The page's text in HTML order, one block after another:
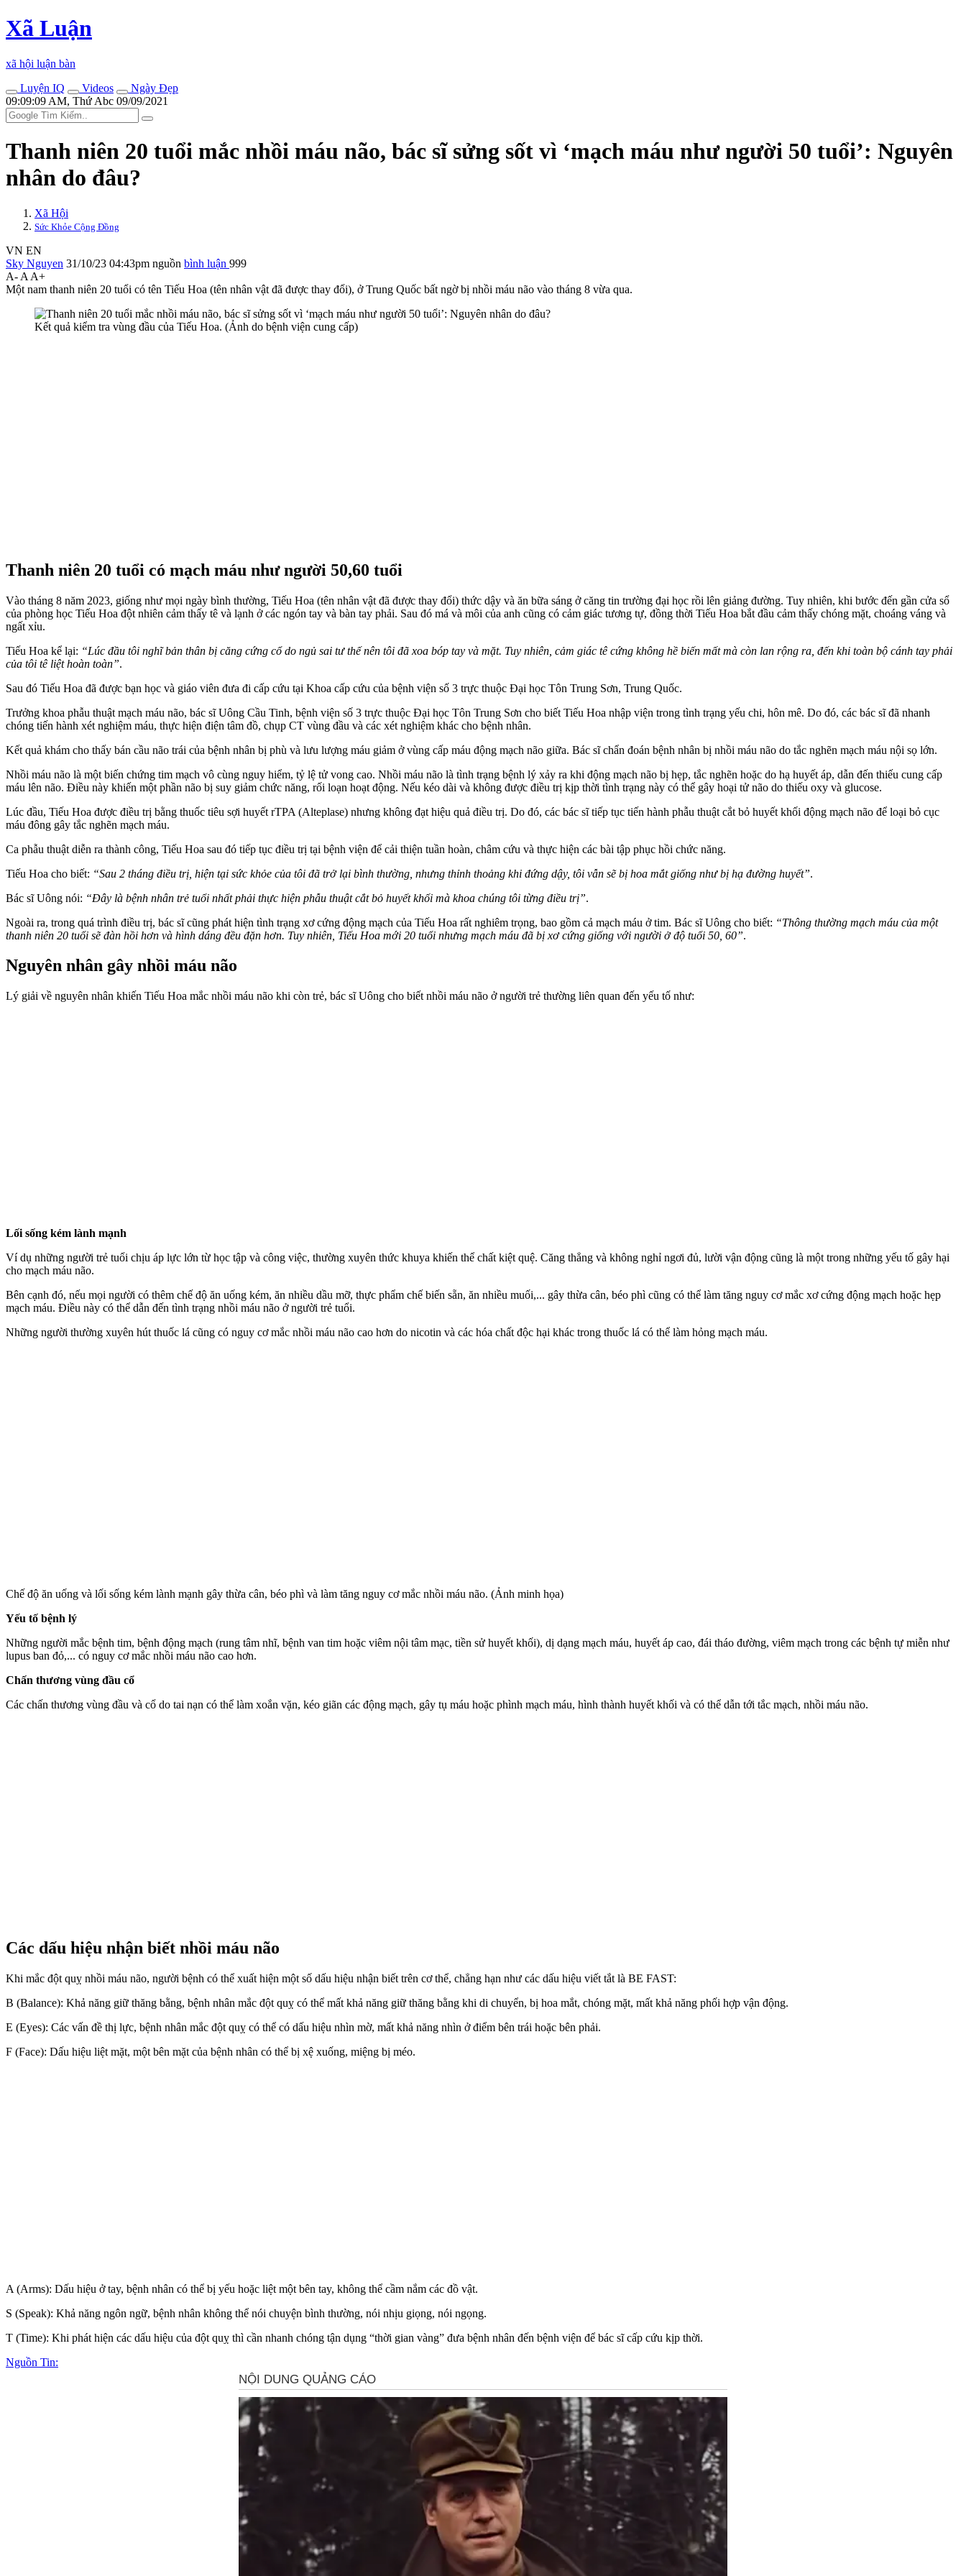
Xã Luận
xã hội luận bàn
Luyện IQ
Videos
Ngày Đẹp
09:09:09 AM, Thứ Abc 09/09/2021
Thanh niên 20 tuổi mắc nhồi máu não, bác sĩ sửng sốt vì ‘mạch máu như người 50 tuổi’: Nguyên
nhân do đâu?
Xã Hội
Sức Khỏe Cộng Đồng
VN EN
Sky Nguyen 31/10/23 04:43pm nguồn bình luận 999
A- A A+
Một nam thanh niên 20 tuổi có tên Tiếu Hoa (tên nhân vật đã được thay đổi), ở Trung Quốc bất ngờ bị nhồi máu não vào tháng 8 vừa qua.
Kết quả kiểm tra vùng đầu của Tiếu Hoa. (Ảnh do bệnh viện cung cấp)
Thanh niên 20 tuổi có mạch máu như người 50,60 tuổi
Vào tháng 8 năm 2023, giống như mọi ngày bình thường, Tiếu Hoa (tên nhân vật đã được thay đổi) thức dậy và ăn bữa sáng ở căng tin trường đại học rồi lên giảng đường. Tuy nhiên, khi bước đến gần cửa sổ
của phòng học Tiếu Hoa đột nhiên cảm thấy tê và lạnh ở các ngón tay và bàn tay phải. Sau đó má và môi của anh cũng có cảm giác tương tự, đồng thời Tiếu Hoa bắt đầu cảm thấy chóng mặt, choáng váng và
ngất xỉu.
Tiếu Hoa kể lại: “Lúc đầu tôi nghĩ bản thân bị căng cứng cổ do ngủ sai tư thế nên tôi đã xoa bóp tay và mặt. Tuy nhiên, cảm giác tê cứng không hề biến mất mà còn lan rộng ra, đến khi toàn bộ cánh tay phải
của tôi tê liệt hoàn toàn”.
Sau đó Tiếu Hoa đã được bạn học và giáo viên đưa đi cấp cứu tại Khoa cấp cứu của bệnh viện số 3 trực thuộc Đại học Tôn Trung Sơn, Trung Quốc.
Trưởng khoa phẫu thuật mạch máu não, bác sĩ Uông Cầu Tinh, bệnh viện số 3 trực thuộc Đại học Tôn Trung Sơn cho biết Tiếu Hoa nhập viện trong tình trạng yếu chi, hôn mê. Do đó, các bác sĩ đã nhanh
chóng tiến hành xét nghiệm máu, thực hiện điện tâm đồ, chụp CT vùng đầu và các xét nghiệm khác cho bệnh nhân.
Kết quả khám cho thấy bán cầu não trái của bệnh nhân bị phù và lưu lượng máu giảm ở vùng cấp máu động mạch não giữa. Bác sĩ chẩn đoán bệnh nhân bị nhồi máu não do tắc nghẽn mạch máu nội sọ lớn.
Nhồi máu não là một biến chứng tim mạch vô cùng nguy hiểm, tỷ lệ t‌ử von‌g cao. Nhồi máu não là tình trạng bệnh lý xảy ra khi động mạch não bị hẹp, tắc nghẽn hoặc do hạ huyết áp, dẫn đến thiếu cung cấp
máu lên não. Điều này khiến một phần não bị suy giảm chức năng, rối loạn hoạt động. Nếu kéo dài và không được điều trị kịp thời tình trạng này có thể gây hoại tử não do thiếu oxy và glucose.
Lúc đầu, Tiếu Hoa được điều trị bằng thuốc tiêu sợi huyết rTPA (Alteplase) nhưng không đạt hiệu quả điều trị. Do đó, các bác sĩ tiếp tục tiến hành phẫu thuật cắt bỏ huyết khối động mạch não để loại bỏ cục
máu đông gây tắc nghẽn mạch máu.
Ca phẫu thuật diễn ra thành công, Tiếu Hoa sau đó tiếp tục điều trị tại bệnh viện để cải thiện tuần hoàn, châm cứu và thực hiện các bài tập phục hồi chức năng.
Tiếu Hoa cho biết: “Sau 2 tháng điều trị, hiện tại sức khỏe của tôi đã trở lại bình thường, nhưng thỉnh thoảng khi đứng dậy, tôi vẫn sẽ bị hoa mắt giống như bị hạ đường huyết”.
Bác sĩ Uông nói: “Đây là bệnh nhân trẻ tuổi nhất phải thực hiện phẫu thuật cắt bỏ huyết khối mà khoa chúng tôi từng điều trị”.
Ngoài ra, trong quá trình điều trị, bác sĩ cũng phát hiện tình trạng xơ cứng động mạch của Tiếu Hoa rất nghiêm trọng, bao gồm cả mạch máu ở tim. Bác sĩ Uông cho biết: “Thông thường mạch máu của một
thanh niên 20 tuổi sẽ đàn hồi hơn và hình dáng đều đặn hơn. Tuy nhiên, Tiếu Hoa mới 20 tuổi nhưng mạch máu đã bị xơ cứng giống với người ở độ tuổi 50, 60”.
Nguyên nhân gây nhồi máu não
Lý giải về nguyên nhân khiến Tiếu Hoa mắc nhồi máu não khi còn trẻ, bác sĩ Uông cho biết nhồi máu não ở người trẻ thường liên quan đến yếu tố như:
Lối sống kém lành mạnh
Ví dụ những người trẻ tuổi chịu áp lực lớn từ học tập và công việc, thường xuyên thức khuya khiến thể chất kiệt quệ. Căng thẳng và không nghỉ ngơi đủ, lười vận động cũng là một trong những yếu tố gây hại
cho mạch máu não.
Bên cạnh đó, nếu mọi người có thêm chế độ ăn uống kém, ăn nhiều dầu mỡ, thực phẩm chế biến sẵn, ăn nhiều muối,... gây thừa cân, béo phì cũng có thể làm tăng nguy cơ mắc xơ cứng động mạch hoặc hẹp
mạch máu. Điều này có thể dẫn đến tình trạng nhồi máu não ở người trẻ tuổi.
Những người thường xuyên hút thu‌ốc l‌á cũng có nguy cơ mắc nhồi máu não cao hơn do nicotin và các hó‌a chấ‌t độc hại khác trong thu‌ốc l‌á có thể làm hỏng mạch máu.
Chế độ ăn uống và lối sống kém lành mạnh gây thừa cân, béo phì và làm tăng nguy cơ mắc nhồi máu não. (Ảnh minh họa)
Yếu tố bệnh lý
Những người mắc bệnh tim, bệnh động mạch (rung tâm nhĩ, bệnh van tim hoặc viêm nội tâm mạc, tiền sử huyết khối), dị dạng mạch máu, huyết áp cao, đái tháo đường, viêm mạch trong các bệnh tự miễn như
lupus ban đỏ,... có nguy cơ mắc nhồi máu não cao hơn.
Chấn thương vùng đầu cổ
Các chấn thương vùng đầu và cổ do tai nạn có thể làm xoắn vặn, kéo giãn các động mạch, gây tụ máu hoặc phình mạch máu, hình thành huyết khối và có thể dẫn tới tắc mạch, nhồi máu não.
Các dấu hiệu nhận biết nhồi máu não
Khi mắc đột quỵ nhồi máu não, người bệnh có thể xuất hiện một số dấu hiệu nhận biết trên c‌ơ th‌ể, chẳng hạn như các dấu hiệu viết tắt là BE FAST:
B (Balance): Khả năng giữ thăng bằng, bệnh nhân mắc đột quỵ có thể mất khả năng giữ thăng bằng khi di chuyển, bị hoa mắt, chóng mặt, mất khả năng phối hợp vận động.
E (Eyes): Các vấn đề thị lực, bệnh nhân mắc đột quỵ có thể có dấu hiệu nhìn mờ, mất khả năng nhìn ở điểm bên trái hoặc bên phải.
F (Face): Dấu hiệu liệt mặt, một bên mặt của bệnh nhân có thể bị xệ xuống, miệng bị méo.
A (Arms): Dấu hiệu ở tay, bệnh nhân có thể bị yếu hoặc liệt một bên tay, không thể cầm nắm các đồ vật.
S (Speak): Khả năng ngôn ngữ, bệnh nhân không thể nói chuyện bình thường, nói nhịu giọng, nói ngọng.
T (Time): Khi phát hiện các dấu hiệu của đột quỵ thì cần nhanh chóng tận dụng “thời gian vàng” đưa bệnh nhân đến bệnh viện để bác sĩ cấp cứu kịp thời.
Nguồn Tin: